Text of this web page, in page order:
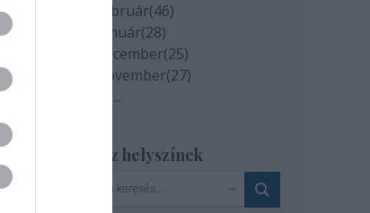
2020 február(46)
2020 január(28)
2019 december(25)
2019 november(27)
...
Szinház helyszínek